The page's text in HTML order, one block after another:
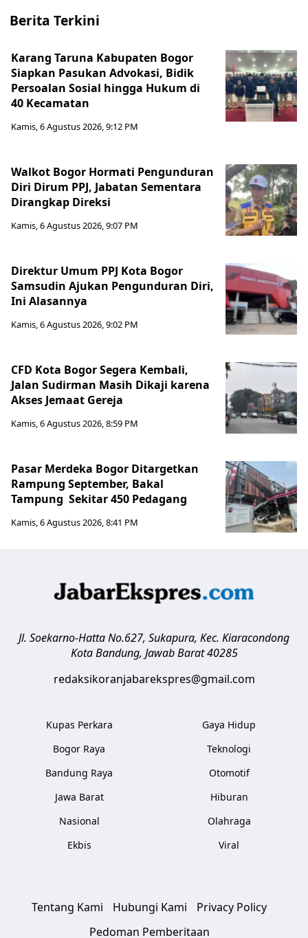
Berita Terkini
Karang Taruna Kabupaten Bogor
Siapkan Pasukan Advokasi, Bidik
Persoalan Sosial hingga Hukum di
40 Kecamatan
Kamis, 6 Agustus 2026, 9:12 PM
Walkot Bogor Hormati Pengunduran
Diri Dirum PPJ, Jabatan Sementara
Dirangkap Direksi
Kamis, 6 Agustus 2026, 9:07 PM
Direktur Umum PPJ Kota Bogor
Samsudin Ajukan Pengunduran Diri,
Ini Alasannya
Kamis, 6 Agustus 2026, 9:02 PM
CFD Kota Bogor Segera Kembali,
Jalan Sudirman Masih Dikaji karena
Akses Jemaat Gereja
Kamis, 6 Agustus 2026, 8:59 PM
Pasar Merdeka Bogor Ditargetkan
Rampung September, Bakal
Tampung Sekitar 450 Pedagang
Kamis, 6 Agustus 2026, 8:41 PM
Jl. Soekarno-Hatta No.627, Sukapura, Kec. Kiaracondong
Kota Bandung, Jawab Barat 40285
redaksikoranjabarekspres@gmail.com
Kupas Perkara
Bogor Raya
Bandung Raya
Jawa Barat
Nasional
Ekbis
Gaya Hidup
Teknologi
Otomotif
Hiburan
Olahraga
Viral
Tentang Kami Hubungi Kami
Privacy Policy
Pedoman Pemberitaan